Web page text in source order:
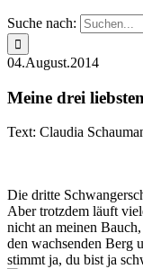
Suche nach:
04.August.2014
Meine drei
Text: Claudia
Die dritte
Aber trotzdem läuft
nicht an meinen
den wachsenden Berg
stimmt ja, du bist ja